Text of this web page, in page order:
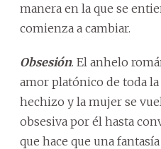
manera en la que se
comienza a cambiar.
Obsesión. El anhelo
amor platónico de toda
hechizo y la mujer se
obsesiva por él hasta
que hace que una